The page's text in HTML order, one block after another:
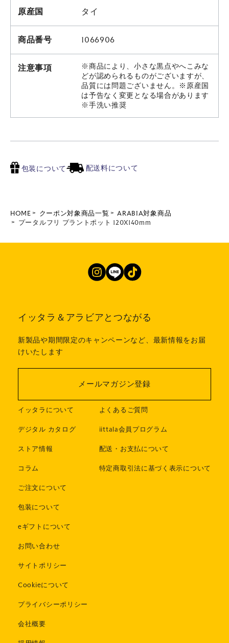
原産国 タイ
商品番号 1066906
注意事項
※商品により、小さな黒点やへこみな
どが認められるものがございますが、
品質には問題ございません。※原産国
は予告なく変更となる場合があります
※手洗い推奨
包装について 配送料について
HOME クーポン対象商品一覧
ARABIA対象商品
プータルフリ プラントポット 120X140mm
イッタラ＆アラビアとつながる
新製品や期間限定のキャンペーンなど、最新情報をお届
けいたします
メールマガジン登録
イッタラについて
デジタル カタログ
ストア情報
コラム
ご注文について
包装について
eギフトについて
よくあるご質問
iittala会員プログラム
配送・お支払について
特定商取引法に基づく表示について
お問い合わせ
サイトポリシー
Cookieについて
プライバシーポリシー
会社概要